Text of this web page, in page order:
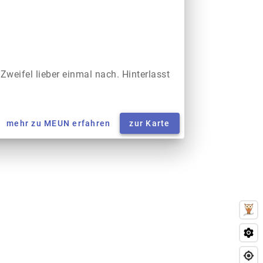
lieber einmal nach. Hinterlasst
mehr zu MEUN erfahren zur Karte